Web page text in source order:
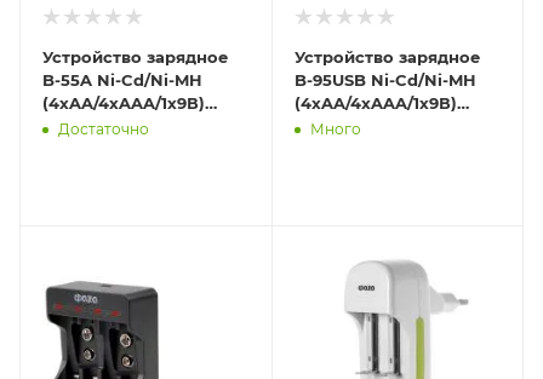
Устройство зарядное
B-55A Ni-Cd/Ni-MH
(4хAA/4хAAA/1х9В)
индикатор зарядки
Достаточно
Устройство зарядное
B-95USB Ni-Cd/Ni-MH
(4хAA/4хAAA/1х9В)
индикатор зарядки
Много